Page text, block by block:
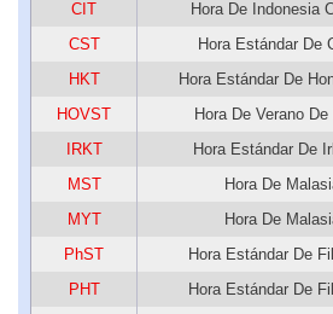
CIT
Hora De Indonesia
CST
Hora Estándar De
HKT
Hora Estándar De
HOVST
Hora De Verano De
IRKT
Hora Estándar De
MST
Hora De
MYT
Hora De
PhST
Hora Estándar De
PHT
Hora Estándar De